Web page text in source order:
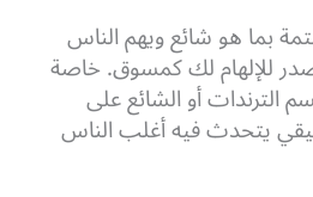
بما هو شائع ويهم الناس
للإلهام لك كمسوق. خاصة
أو الشائع على
يتحدث فيه أغلب الناس